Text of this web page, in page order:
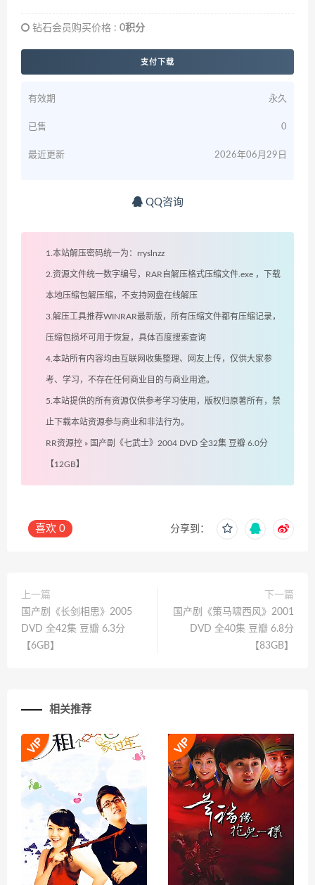
钻石会员购买价格 : 0积分
支付下载
有效期 永久
已售 0
最近更新 2026年06月29日
QQ咨询
1.本站解压密码统一为：rryslnzz
2.资源文件统一数字编号，RAR自解压格式压缩文件.exe ，下载
本地压缩包解压缩，不支持网盘在线解压
3.解压工具推荐WINRAR最新版，所有压缩文件都有压缩记录，
压缩包损坏可用于恢复，具体百度搜索查询
4.本站所有内容均由互联网收集整理、网友上传，仅供大家参
考、学习，不存在任何商业目的与商业用途。
5.本站提供的所有资源仅供参考学习使用，版权归原著所有，禁
止下载本站资源参与商业和非法行为。
RR资源控 » 国产剧《七武士》2004 DVD 全32集 豆瓣 6.0分
【12GB】
喜欢 0 分享到：
上一篇
国产剧《长剑相思》2005
DVD 全42集 豆瓣 6.3分
【6GB】
下一篇
国产剧《策马啸西风》2001
DVD 全40集 豆瓣 6.8分
【83GB】
相关推荐